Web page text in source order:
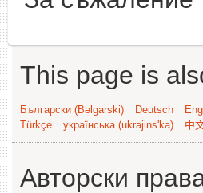
This page is
Български (Bəlgarski) Deutsch
Türkçe
українська (ukrajins'ka) 中
Авторски